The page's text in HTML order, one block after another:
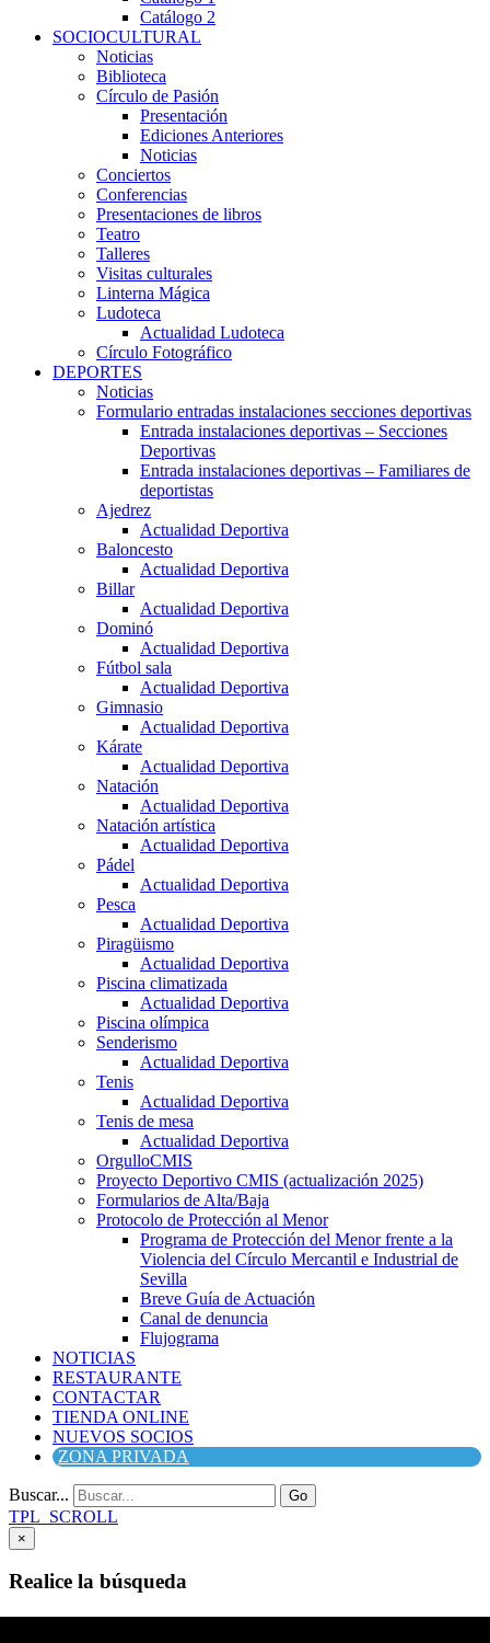
Catálogo 2
SOCIOCULTURAL
Noticias
Biblioteca
Círculo de Pasión
Presentación
Ediciones Anteriores
Noticias
Conciertos
Conferencias
Presentaciones de libros
Teatro
Talleres
Visitas culturales
Linterna Mágica
Ludoteca
Actualidad Ludoteca
Círculo Fotográfico
DEPORTES
Noticias
Formulario entradas instalaciones secciones deportivas
Entrada instalaciones deportivas – Secciones
Deportivas
Entrada instalaciones deportivas – Familiares de
deportistas
Ajedrez
Actualidad Deportiva
Baloncesto
Actualidad Deportiva
Billar
Actualidad Deportiva
Dominó
Actualidad Deportiva
Fútbol sala
Actualidad Deportiva
Gimnasio
Actualidad Deportiva
Kárate
Actualidad Deportiva
Natación
Actualidad Deportiva
Natación artística
Actualidad Deportiva
Pádel
Actualidad Deportiva
Pesca
Actualidad Deportiva
Piragüismo
Actualidad Deportiva
Piscina climatizada
Actualidad Deportiva
Piscina olímpica
Senderismo
Actualidad Deportiva
Tenis
Actualidad Deportiva
Tenis de mesa
Actualidad Deportiva
OrgulloCMIS
Proyecto Deportivo CMIS (actualización 2025)
Formularios de Alta/Baja
Protocolo de Protección al Menor
Programa de Protección del Menor frente a la
Violencia del Círculo Mercantil e Industrial de
Sevilla
Breve Guía de Actuación
Canal de denuncia
Flujograma
NOTICIAS
RESTAURANTE
CONTACTAR
TIENDA ONLINE
NUEVOS SOCIOS
ZONA PRIVADA
Buscar... Go
TPL_SCROLL
×
Realice la búsqueda